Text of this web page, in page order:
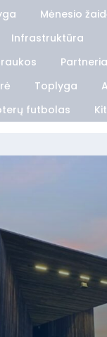
Mėnesio
Infrastruktūra
Toplyga
futbolas